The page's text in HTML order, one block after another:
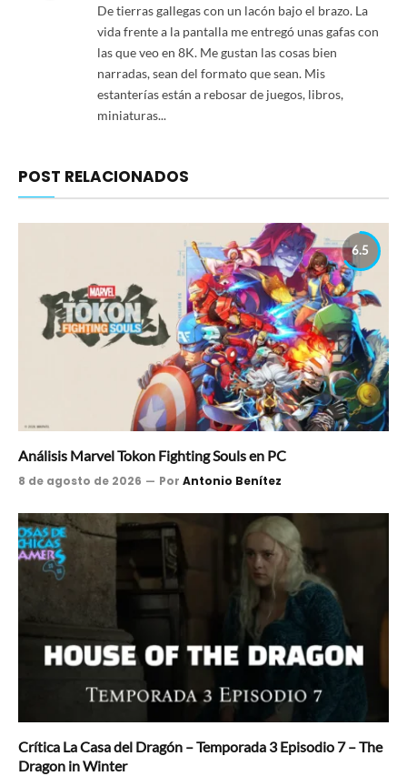
De tierras gallegas con un lacón bajo el brazo. La
vida frente a la pantalla me entregó unas gafas con
las que veo en 8K. Me gustan las cosas bien
narradas, sean del formato que sean. Mis
estanterías están a rebosar de juegos, libros,
miniaturas...
POST RELACIONADOS
6.5
Análisis Marvel Tokon Fighting Souls en PC
8 de agosto de 2026 Por Antonio Benítez
Crítica La Casa del Dragón – Temporada 3 Episodio 7 – The
Dragon in Winter